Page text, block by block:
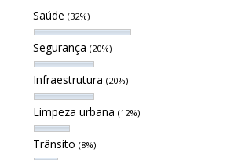
Saúde (32%)
Segurança (20%)
Infraestrutura (20%)
Limpeza urbana (12%)
Trânsito (8%)